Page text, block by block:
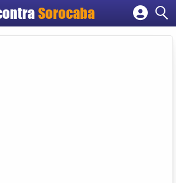
Sorocaba
Cadastrar empresa